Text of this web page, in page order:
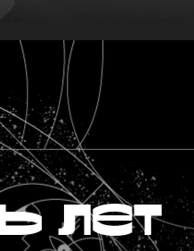
лет